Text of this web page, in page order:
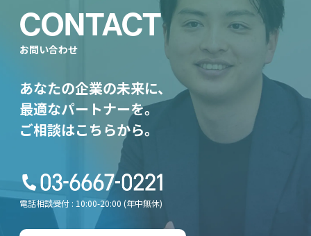
CONTACT
お問い合わせ
あなたの企業の未来に、
最適なパートナーを。
ご相談はこちらから。
電話相談受付 : 10:00-20:00 (年中無休)